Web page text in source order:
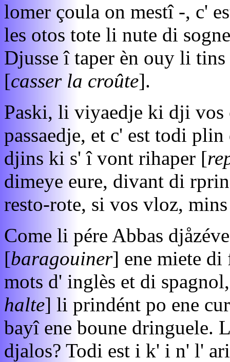
lomer çoula on mestî -, c'
les otos tote li nute di
Djusse î taper èn ouy li
[casser la croûte].
Paski, li viyaedje ki dji vos
passaedje, et c' est todi
djins ki s' î vont rihaper [
dimeye eure, divant di
resto-rote, si vos vloz,
Come li pére Abbas
[baragouiner] ene miete di
mots d' inglès et di
halte] li prindént po ene
bayî ene boune dringuele.
djalos? Todi est i k' i n' l'